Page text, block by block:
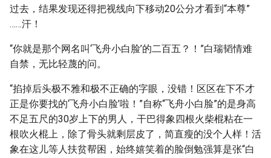
过去，结果发现还得把视线向下移动20公分才看到“本尊”
……汗！
“你就是那个网名叫‘飞舟小白脸’的二百五？！”白瑞韬情难
自禁，无比轻蔑的问。
“掐掉后头极不雅和极不正确的字眼，没错！区区在下不才
正是你要找的‘飞舟小白脸’啦！”自称“飞舟小白脸”的是身高
不足五尺的30岁上下的男人，干巴得象四根火柴棍粘在一
根吹火棍上，除了骨头就剩层皮了，简直瘦的没个人样！活
象在这儿等人扶贫帮困，始终嬉笑着的脸倒勉强算是张“白